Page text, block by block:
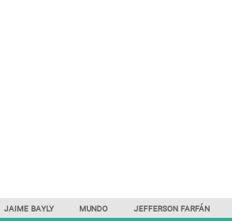
JAIME BAYLY MUNDO JEFFERSON FARFÁN